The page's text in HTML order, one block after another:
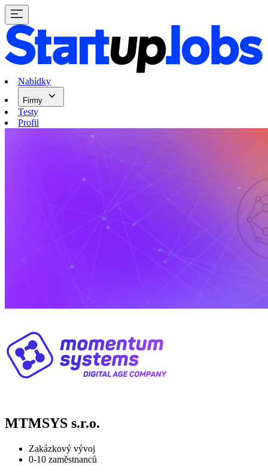
Nabídky
Firmy
Testy
Profil
MTMSYS s.r.o.
Zakázkový vývoj
0-10 zaměstnanců